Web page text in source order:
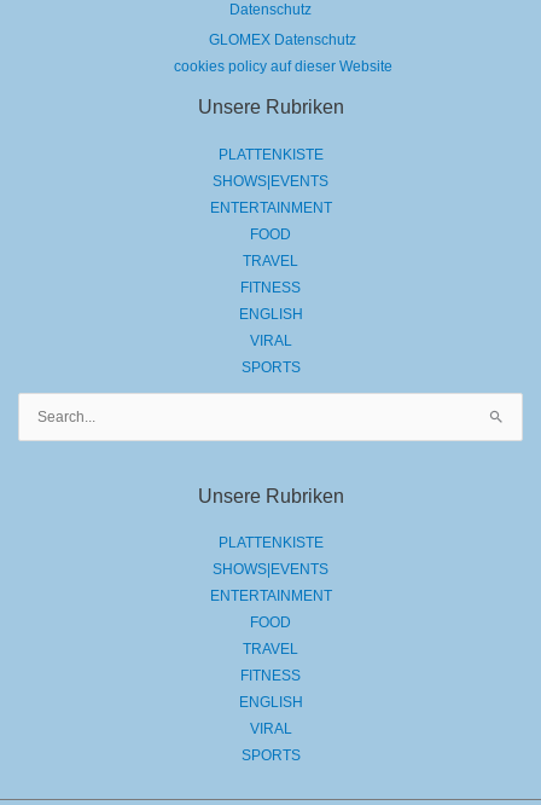
Datenschutz
GLOMEX Datenschutz
cookies policy auf dieser Website
Unsere Rubriken
PLATTENKISTE
SHOWS|EVENTS
ENTERTAINMENT
FOOD
TRAVEL
FITNESS
ENGLISH
VIRAL
SPORTS
Unsere Rubriken
PLATTENKISTE
SHOWS|EVENTS
ENTERTAINMENT
FOOD
TRAVEL
FITNESS
ENGLISH
VIRAL
SPORTS